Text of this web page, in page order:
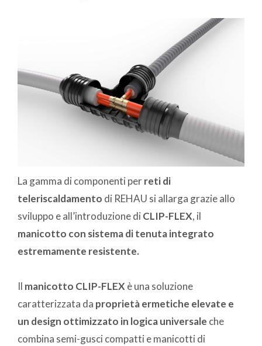
La gamma di componenti perreti di
teleriscaldamento di REHAU si allarga grazie allo
sviluppo e all’introduzione di CLIP-FLEX, il
manicotto con sistema di tenuta integrato
estremamente resistente.
Il manicotto CLIP-FLEXè una soluzione
caratterizzata da proprietà ermetiche elevate e
un design ottimizzato in logica universale che
combina semi-gusci compatti e manicotti di